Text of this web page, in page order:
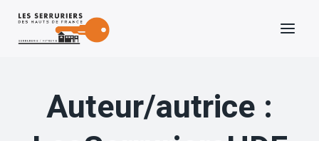
Aller
Auteur/autrice :